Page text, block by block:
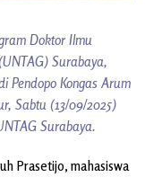
Doktor Ilmu
Surabaya,
Pendopo Kongas Arum
Sabtu (13/09/2025)
Surabaya.
Prasetijo, mahasiswa